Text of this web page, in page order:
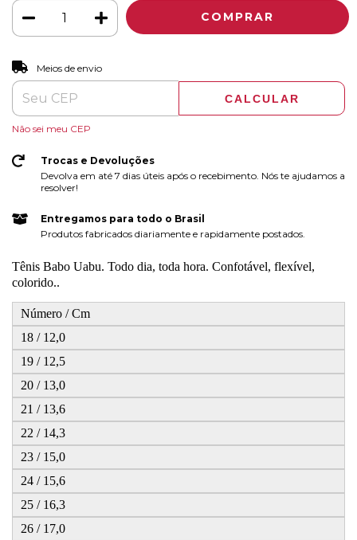
Entregas para o CEP:
Meios de envio
CALCULAR
Não sei meu CEP
Trocas e Devoluções
Devolva em até 7 dias úteis após o recebimento. Nós te ajudamos a
resolver!
Entregamos para todo o Brasil
Produtos fabricados diariamente e rapidamente postados.
Tênis Babo Uabu. Todo dia, toda hora. Confotável, flexível,
colorido..
Número / Cm
18 / 12,0
19 / 12,5
20 / 13,0
21 / 13,6
22 / 14,3
23 / 15,0
24 / 15,6
25 / 16,3
26 / 17,0